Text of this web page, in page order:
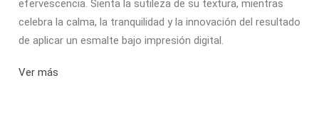
efervescencia. Sienta la sutileza de su textura, mientras
celebra la calma, la tranquilidad y la innovación del resultado
de aplicar un esmalte bajo impresión digital.
Ver más